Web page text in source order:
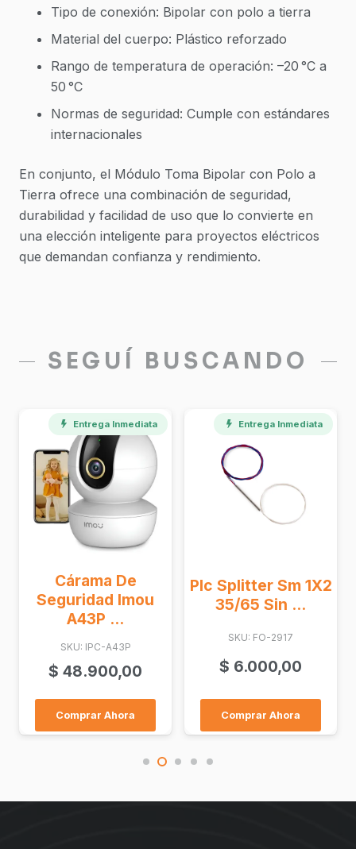
Tipo de conexión: Bipolar con polo a tierra
Material del cuerpo: Plástico reforzado
Rango de temperatura de operación: –20 °C a
50 °C
Normas de seguridad: Cumple con estándares
internacionales
En conjunto, el Módulo Toma Bipolar con Polo a
Tierra ofrece una combinación de seguridad,
durabilidad y facilidad de uso que lo convierte en
una elección inteligente para proyectos eléctricos
que demandan confianza y rendimiento.
SEGUÍ BUSCANDO
Entrega Inmediata
Cárama De
Seguridad Imou
A43P ...
SKU: IPC-A43P
$ 48.900,00
Comprar Ahora
Entrega Inmediata
Plc Splitter Sm 1X2
35/65 Sin ...
SKU: FO-2917
$ 6.000,00
Comprar Ahora